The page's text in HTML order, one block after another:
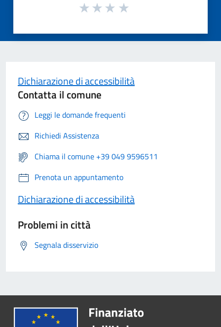
Dichiarazione di accessibilità
Contatta il comune
Leggi le domande frequenti
Richiedi Assistenza
Chiama il comune +39 049 9596511
Prenota un appuntamento
Dichiarazione di accessibilità
Problemi in città
Segnala disservizio